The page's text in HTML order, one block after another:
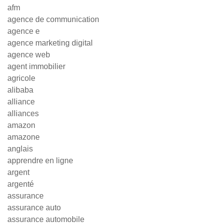
afm
agence de communication
agence e
agence marketing digital
agence web
agent immobilier
agricole
alibaba
alliance
alliances
amazon
amazone
anglais
apprendre en ligne
argent
argenté
assurance
assurance auto
assurance automobile